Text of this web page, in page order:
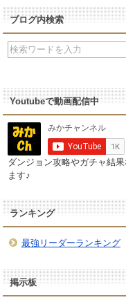
ブログ内検索
Youtubeで動画配信中
ダンジョン攻略やガチャ結
ます♪
ランキング
最強リーダーランキング
掲示板